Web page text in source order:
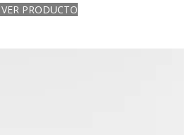
VER PRODUCTO